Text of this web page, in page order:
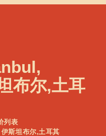
导
布尔,土耳
列表
斯坦布尔,土耳其